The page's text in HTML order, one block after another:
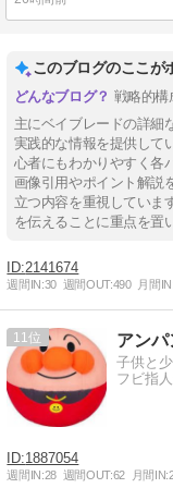
このブログのここが
戦略的構
主にベイブレードの詳細
実践的な情報を提供して
心者にもわかりやすく各
画像引用やポイント解説
立つ内容を重視していま
を伝えることに重点を置
2141674
週間IN:30 週間OUT:490 月間IN:
11 アン
子供と
フビ指
1887054
週間IN:28 週間OUT:62 月間IN: